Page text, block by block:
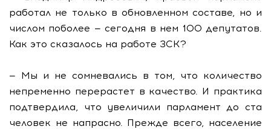
работал не только в обновленном составе, но и
числом поболее — сегодня в нем 100 депутатов.
Как это сказалось на работе ЗСК?
— Мы и не сомневались в том, что количество
непременно перерастет в качество. И практика
подтвердила, что увеличили парламент до ста
человек не напрасно. Прежде всего, население